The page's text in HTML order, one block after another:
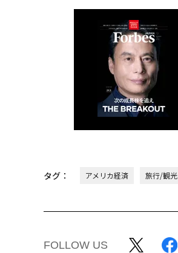
タグ： アメリカ経済 旅行/観光
FOLLOW US